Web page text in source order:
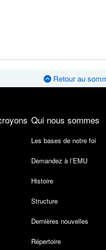
Retour au
Qui nous sommes
Les bases de notre foi
Demandez à l’EMU
Histoire
Structure
Dernières nouvelles
Répertoire